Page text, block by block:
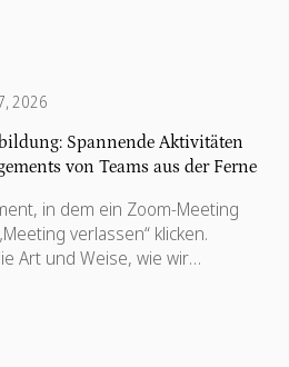
2026
Spannende Aktivitäten
von Teams aus der Ferne
in dem ein Zoom-Meeting
verlassen“ klicken.
Art und Weise, wie wir
aber es hat nichts an
uns am meisten sehnen: echte
machen virtuelle
Unterschied.